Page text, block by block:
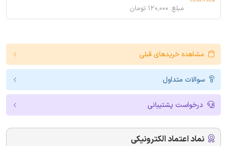
مبلغ: ۱۲۰,۰۰۰ تومان
مشاهده خریدهای قبلی
سوالات متداول
درخواست پشتیبانی
نماد اعتماد الکترونیکی